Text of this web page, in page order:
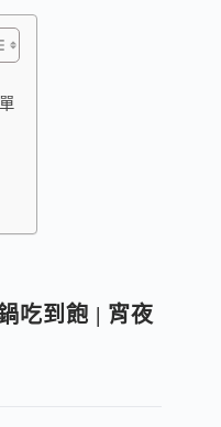
吃到飽 | 宵夜